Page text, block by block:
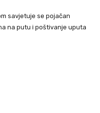
savjetuje se pojačan
na putu i poštivanje uputa